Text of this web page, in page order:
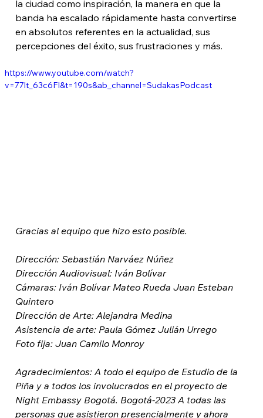
la ciudad como inspiración, la manera en que la
banda ha escalado rápidamente hasta convertirse
en absolutos referentes en la actualidad, sus
percepciones del éxito, sus frustraciones y más.
https://www.youtube.com/watch?
v=77lt_63c6FI&t=190s&ab_channel=SudakasPodcast
Gracias al equipo que hizo esto posible.
Dirección: Sebastián Narváez Núñez
Dirección Audiovisual: Iván Bolívar
Cámaras: Iván Bolívar Mateo Rueda Juan Esteban
Quintero
Dirección de Arte: Alejandra Medina
Asistencia de arte: Paula Gómez Julián Urrego
Foto fija: Juan Camilo Monroy
Agradecimientos: A todo el equipo de Estudio de la
Piña y a todos los involucrados en el proyecto de
Night Embassy Bogotá. Bogotá-2023 A todas las
personas que asistieron presencialmente y ahora